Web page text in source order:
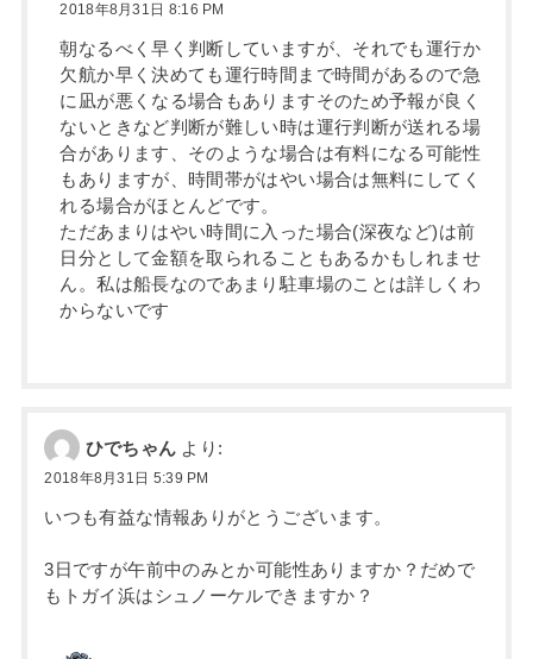
2018年8月31日 8:16 PM
朝なるべく早く判断していますが、それでも運行か
欠航か早く決めても運行時間まで時間があるので急
に凪が悪くなる場合もありますそのため予報が良く
ないときなど判断が難しい時は運行判断が送れる場
合があります、そのような場合は有料になる可能性
もありますが、時間帯がはやい場合は無料にしてく
れる場合がほとんどです。
ただあまりはやい時間に入った場合(深夜など)は前
日分として金額を取られることもあるかもしれませ
ん。私は船長なのであまり駐車場のことは詳しくわ
からないです
ひでちゃん より:
2018年8月31日 5:39 PM
いつも有益な情報ありがとうございます。
3日ですが午前中のみとか可能性ありますか？だめで
もトガイ浜はシュノーケルできますか？